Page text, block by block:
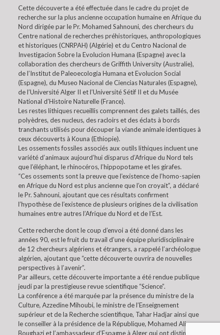
Cette découverte a été effectuée dans le cadre du projet de
recherche sur la plus ancienne occupation humaine en Afrique du
Nord dirigée par le Pr. Mohamed Sahnouni, des chercheurs du
Centre national de recherches préhistoriques, anthropologiques
et historiques (CNRPAH) (Algérie) et du Centro Nacional de
Investigacion Sobre la Evolucion Humana (Espagne) avec la
collaboration des chercheurs de Griffith University (Australie),
de l’Institut de Paleoecologia Humana et Evolucion Social
(Espagne), du Museo Nacional de Ciencias Naturales (Espagne),
de l’Université Alger II et l’Université Sétif II et du Musée
National d’Histoire Naturelle (France).
Les restes lithiques recueillis comprennent des galets taillés, des
polyèdres, des nucleus, des racloirs et des éclats à bords
tranchants utilisés pour découper la viande animale identiques à
ceux découverts à Kouna (Ethiopie).
Les ossements fossiles associés aux outils lithiques incluent une
variété d’animaux aujourd’hui disparus d’Afrique du Nord tels
que l’éléphant, le rhinocéros, l’hippopotame et les girafes.
“Ces ossements sont la preuve que l’existence de l’homo-sapien
en Afrique du Nord est plus ancienne que l’on croyait”, a déclaré
le Pr. Sahnouni, ajoutant que ces résultats confirment
l’hypothèse de l’existence de plusieurs origines de la civilisation
humaines entre autres l’Afrique du Nord et de l’Est.
Cette recherche dont le coup d’envoi a été donné dans les
années 90, est le fruit du travail d’une équipe pluridisciplinaire
de 12 chercheurs algériens et étrangers, a rappelé l’archéologue
algérien, ajoutant que “cette découverte ouvrira de nouvelles
perspectives à l’avenir”.
Par ailleurs, cette découverte importante a été rendue publique
jeudi par la prestigieuse revue scientifique “Science”.
La conférence a été marquée par la présence du ministre de la
Culture, Azzedine Mihoubi, le ministre de l’Enseignement
supérieur et de la Recherche scientifique, Tahar Hadjar ainsi que
le conseiller à la présidence de la République, Mohamed Ali
Boughazi et l’ambassadeur d’Espagne à Alger qui ont distingué